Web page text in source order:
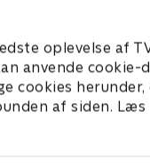
oplevelse af
anvende cookie-
cookies herunder,
af siden. Læs